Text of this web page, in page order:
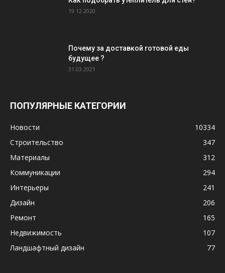
19.12.2020
Почему за доставкой готовой еды
будущее ?
31.03.2021
ПОПУЛЯРНЫЕ КАТЕГОРИИ
Новости
10334
Строительство
347
Материалы
312
Коммуникации
294
Интерьеры
241
Дизайн
206
Ремонт
165
Недвижимость
107
Ландшафтный дизайн
77